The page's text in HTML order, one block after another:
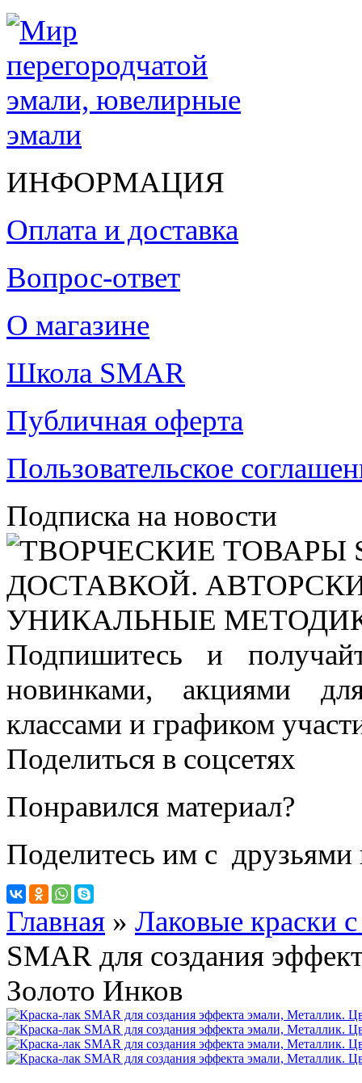
ИНФОРМАЦИЯ
Оплата и доставка
Вопрос-ответ
О магазине
Школа SMAR
Публичная оферта
Пользовательское
Подписка на новости
Подпишитесь и
новинками, акциями
классами и графиком
Поделиться в соцсетях
Понравился материал?
Поделитесь им с друзьями
Главная » Лаковые краски
SMAR для создания
Золото Инков